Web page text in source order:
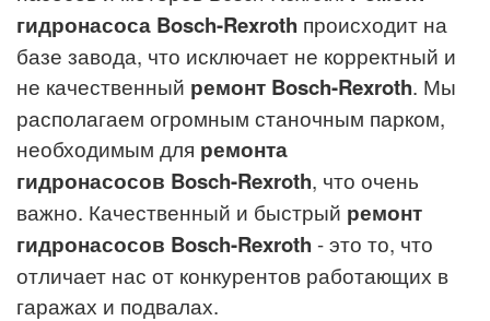
гидронасоса Bosch-Rexroth происходит на
базе завода, что исключает не корректный и
не качественный ремонт Bosch-Rexroth. Мы
располагаем огромным станочным парком,
необходимым для ремонта
гидронасосов Bosch-Rexroth, что очень
важно. Качественный и быстрый ремонт
гидронасосов Bosch-Rexroth - это то, что
отличает нас от конкурентов работающих в
гаражах и подвалах.